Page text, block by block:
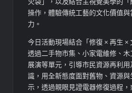
操作，體驗傳統工藝的文化價值
力。
今日活動現場結合「修復 × 再生 ×
透過二手物市集、小家電維修、
展演等單元，引導市民資源再利
識，用全新態度面對舊物、資源
示，透過親眼見證電器修復過程